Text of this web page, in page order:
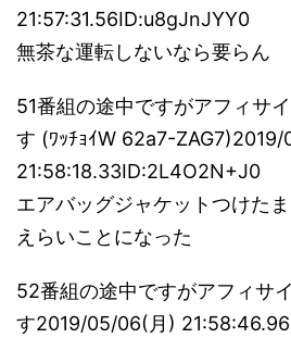
21:57:31.56ID:u8gJnJYY0
無茶な運転しないなら要らん
51番組の途中ですがアフィサ
す (ﾜｯﾁｮｲW 62a7-
21:58:18.33ID:2L4O2N+J0
エアバッグジャケットつけた
えらいことになった
52番組の途中ですがアフィサ
す2019/05/06(月) 21:58:46.96